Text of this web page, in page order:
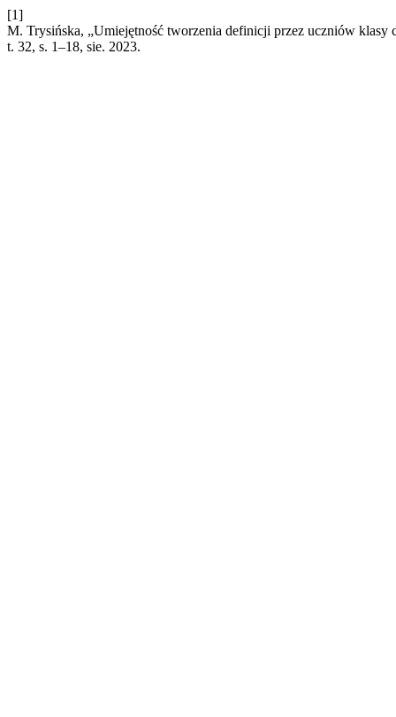
[1]
M. Trysińska, „Umiejętność tworzenia definicji przez uczniów klasy
t. 32, s. 1–18, sie. 2023.